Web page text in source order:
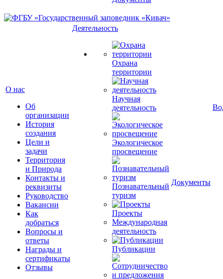
О нас
Об
организации
История
создания
Цели и
задачи
Территория
и Природа
Контакты и
реквизиты
Руководство
Вакансии
Как
добраться
Вопросы и
ответы
Награды и
сертификаты
Отзывы
Деятельность
Охрана
территории
Научная
деятельность
Экологическое
просвещение
Познавательный
туризм
Проекты
Международная
деятельность
Публикации
Документы